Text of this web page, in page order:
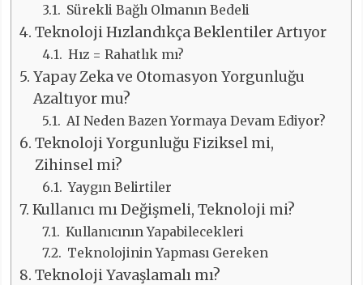
Sürekli Bağlı Olmanın Bedeli
Teknoloji Hızlandıkça Beklentiler Artıyor
Hız = Rahatlık mı?
Yapay Zeka ve Otomasyon Yorgunluğu
Azaltıyor mu?
AI Neden Bazen Yormaya Devam Ediyor?
Teknoloji Yorgunluğu Fiziksel mi,
Zihinsel mi?
Yaygın Belirtiler
Kullanıcı mı Değişmeli, Teknoloji mi?
Kullanıcının Yapabilecekleri
Teknolojinin Yapması Gereken
Teknoloji Yavaşlamalı mı?